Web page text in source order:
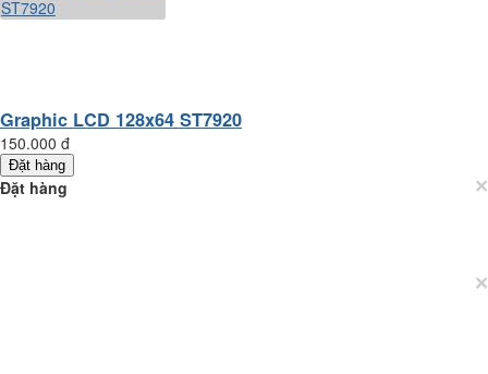
Graphic LCD 128x64 ST7920
150.000 đ
Đặt hàng
×
Đặt hàng
×